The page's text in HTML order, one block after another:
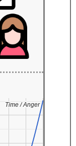
Time / Anger
Time / Anger